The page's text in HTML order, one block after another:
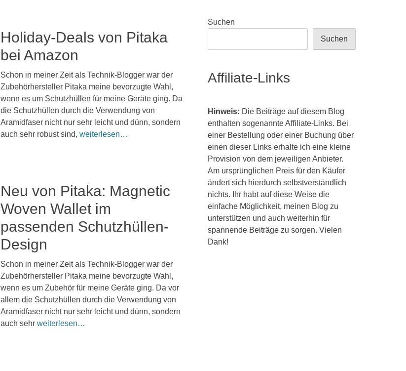
Holiday-Deals von Pitaka
bei Amazon
Veröffentlicht
am
8.
2025
Kommentieren
Schon in meiner Zeit als Technik-Blogger war der
Zubehörhersteller Pitaka meine bevorzugte Wahl,
wenn es um Schutzhüllen für meine Geräte ging. Da
die Schutzhüllen durch die Verwendung von
Aramidfaser nicht nur sehr leicht und dünn, sondern
auch sehr robust sind, weiterlesen…
Neu von Pitaka: Magnetic
Woven Wallet im
passenden Schutzhüllen-
Design
Veröffentlicht
am
15.
2025
Kommentieren
Schon in meiner Zeit als Technik-Blogger war der
Zubehörhersteller Pitaka meine bevorzugte Wahl,
wenn es um Zubehör für meine Geräte ging. Da vor
allem die Schutzhüllen durch die Verwendung von
Aramidfaser nicht nur sehr leicht und dünn, sondern
auch sehr weiterlesen…
Suchen
Suchen
Affiliate-Links
Hinweis: Die Beiträge auf diesem Blog
enthalten sogenannte Affiliate-Links. Bei
einer Bestellung oder einer Buchung über
einen dieser Links erhalte ich eine kleine
Provision von dem jeweiligen Anbieter.
Am ursprünglichen Preis für den Käufer
ändert sich hierdurch selbstverständlich
nichts. Ihr habt auf diese Weise die
einfache Möglichkeit, meinen Blog zu
unterstützen und auch weiterhin für
spannende Beiträge zu sorgen. Vielen
Dank!